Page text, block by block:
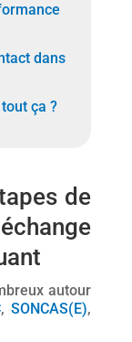
dans
ça ?
de
autour
,SONCAS(E),